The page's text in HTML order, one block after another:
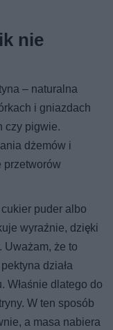
nie
– naturalna
i gniazdach
czy pigwie.
dżemów i
przetworów
puder albo
wyraźnie, dzięki
Uważam, że to
działa
Właśnie dlatego do
W ten sposób
a masa nabiera